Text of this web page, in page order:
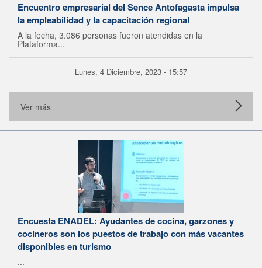
Encuentro empresarial del Sence Antofagasta impulsa
la empleabilidad y la capacitación regional
A la fecha, 3.086 personas fueron atendidas en la
Plataforma...
Lunes, 4 Diciembre, 2023 - 15:57
Ver más
Encuesta ENADEL: Ayudantes de cocina, garzones y
cocineros son los puestos de trabajo con más vacantes
disponibles en turismo
...